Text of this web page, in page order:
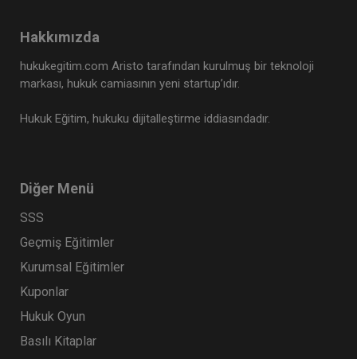
360 TL
Tazminat Hukuku - IV. Borçlar Hukuku
Kongresi - IV. Oturum
360 TL
Hakkımızda
hukukegitim.com Aristo tarafından kurulmuş bir teknoloji
markası, hukuk camiasının yeni startup’ıdır.
Hukuk Eğitim, hukuku dijitalleştirme iddiasındadır.
Diğer Menü
SSS
Geçmiş Eğitimler
Kurumsal Eğitimler
Kuponlar
Hukuk Oyun
Basılı Kitaplar